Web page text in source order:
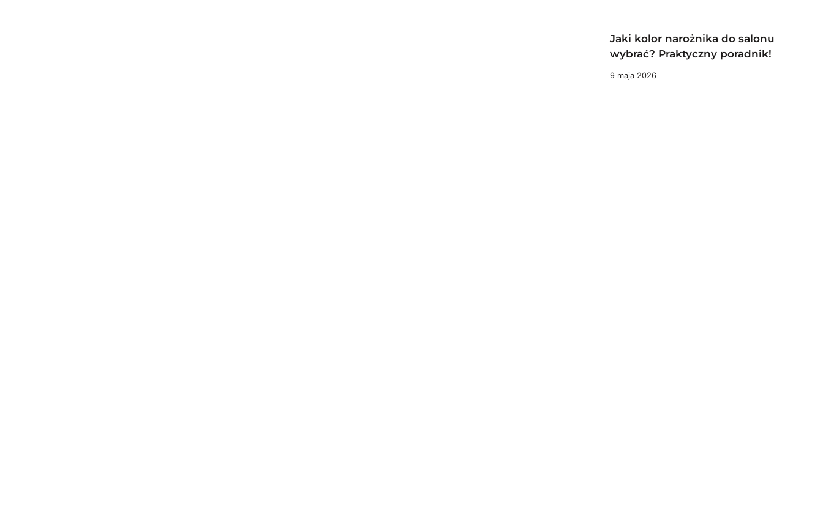
Jaki kolor narożnika do salonu
wybrać? Praktyczny poradnik!
9 maja 2026